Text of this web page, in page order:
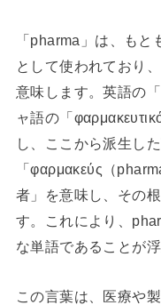
「pharma」は、も
として使われており
意味します。英語の
ャ語の「
し、ここから派生し
「φαρμακεύς（
者」を意味し、その
す。これにより、
な単語であることが
この言葉は、医療や